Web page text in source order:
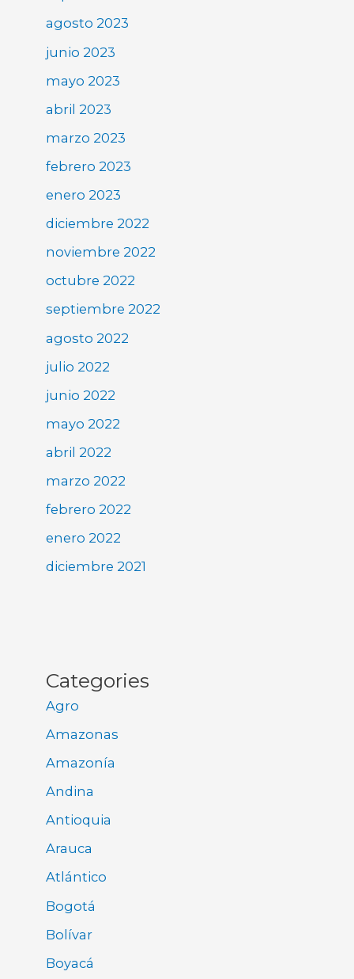
agosto 2023
junio 2023
mayo 2023
abril 2023
marzo 2023
febrero 2023
enero 2023
diciembre 2022
noviembre 2022
octubre 2022
septiembre 2022
agosto 2022
julio 2022
junio 2022
mayo 2022
abril 2022
marzo 2022
febrero 2022
enero 2022
diciembre 2021
Categories
Agro
Amazonas
Amazonía
Andina
Antioquia
Arauca
Atlántico
Bogotá
Bolívar
Boyacá